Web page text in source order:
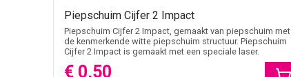
Piepschuim Cijfer 2 Impact
Piepschuim Cijfer 2 Impact, gemaakt van piepschuim met
de kenmerkende witte piepschuim structuur. Piepschuim
Cijfer 2 Impact is gemaakt met een speciale laser.
€ 0,50